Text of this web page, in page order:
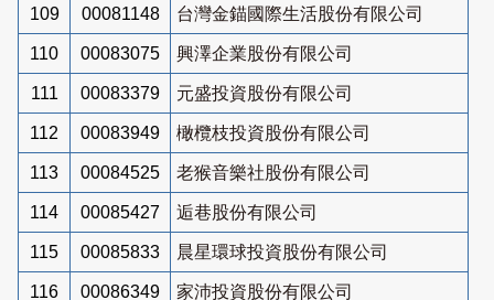
109 00081148 台灣金錨國際生活股份有限公司
110 00083075 興澤企業股份有限公司
111 00083379 元盛投資股份有限公司
112 00083949 橄欖枝投資股份有限公司
113 00084525 老猴音樂社股份有限公司
114 00085427 逅巷股份有限公司
115 00085833 晨星環球投資股份有限公司
116 00086349 家沛投資股份有限公司